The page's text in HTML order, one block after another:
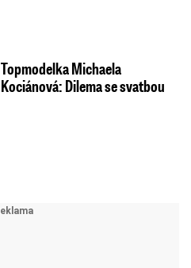
Topmodelka Michaela
Kociánová: Dilema se svatbou